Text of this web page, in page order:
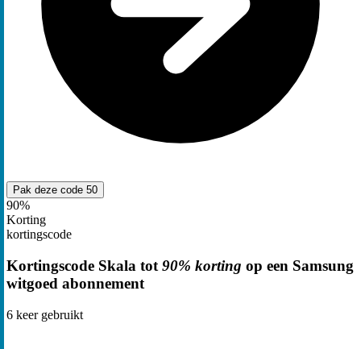
Pak deze code 50
90%
Korting
kortingscode
Kortingscode Skala tot 90% korting op een Samsung
witgoed abonnement
6 keer gebruikt